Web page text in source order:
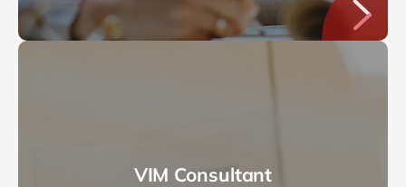
VIM Consultant